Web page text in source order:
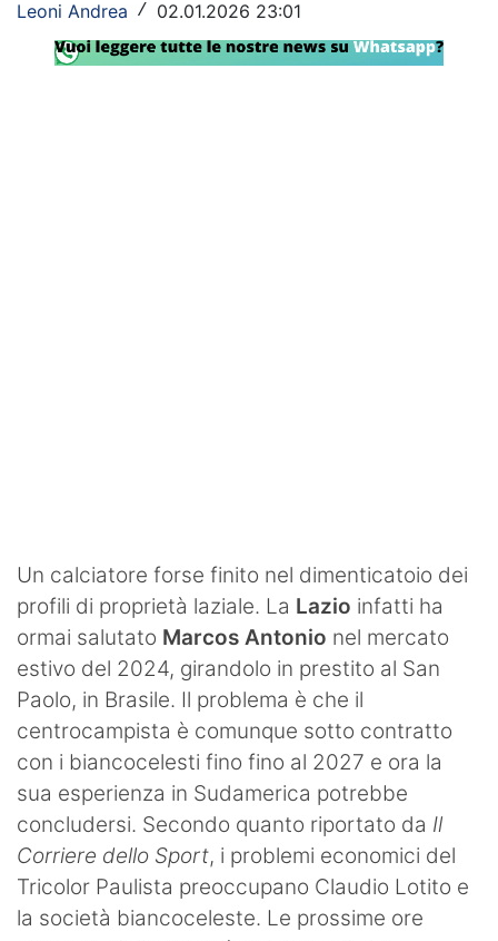
Formula 1
Tennis
Leoni Andrea / 02.01.2026 23:01
Un calciatore forse finito nel dimenticatoio dei
profili di proprietà laziale. La Lazio infatti ha
ormai salutato Marcos Antonio nel mercato
estivo del 2024, girandolo in prestito al San
Paolo, in Brasile. Il problema è che il
centrocampista è comunque sotto contratto
con i biancocelesti fino fino al 2027 e ora la
sua esperienza in Sudamerica potrebbe
concludersi. Secondo quanto riportato da Il
Corriere dello Sport, i problemi economici del
Tricolor Paulista preoccupano Claudio Lotito e
la società biancoceleste. Le prossime ore